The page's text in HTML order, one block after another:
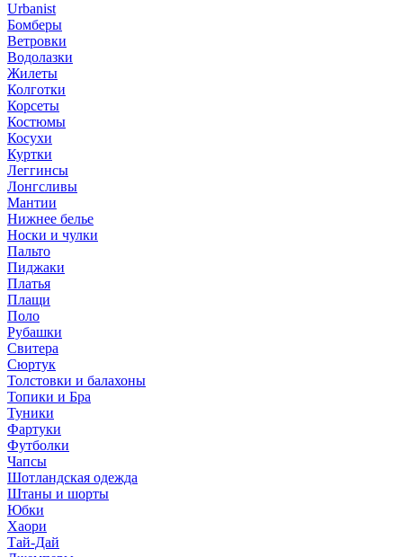
Urbanist
Бомберы
Ветровки
Водолазки
Жилеты
Колготки
Корсеты
Костюмы
Косухи
Куртки
Леггинсы
Лонгсливы
Мантии
Нижнее белье
Носки и чулки
Пальто
Пиджаки
Платья
Плащи
Поло
Рубашки
Свитера
Сюртук
Толстовки и балахоны
Топики и Бра
Туники
Фартуки
Футболки
Чапсы
Шотландская одежда
Штаны и шорты
Юбки
Хаори
Тай-Дай